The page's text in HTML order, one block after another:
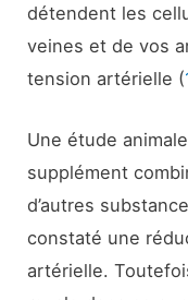
détendent les
veines et de vos
tension artérielle (
Une étude
supplément
d’autres
constaté une
artérielle.